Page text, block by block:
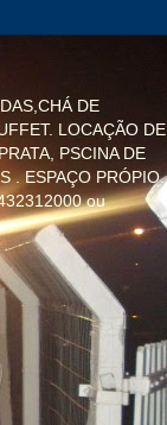
DE
LOCAÇÃO DE
PSCINA DE
. ESPAÇO PRÓPIO.
ou